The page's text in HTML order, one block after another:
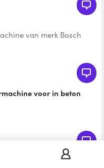
van merk Bosch
voor in beton